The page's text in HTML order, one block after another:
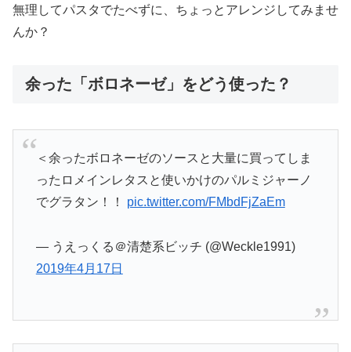
無理してパスタでたべずに、ちょっとアレンジしてみませ
んか？
余った「ボロネーゼ」をどう使った？
＜余ったボロネーゼのソースと大量に買ってしま
ったロメインレタスと使いかけのパルミジャーノ
でグラタン！！ pic.twitter.com/FMbdFjZaEm
— うえっくる＠清楚系ビッチ (@Weckle1991)
2019年4月17日